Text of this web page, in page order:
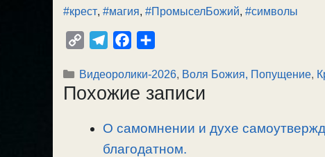
#крест, #магия, #ПромыселБожий, #символы
p
y
l
e
r
a
c
e
o
o
п
р
в
и
Рубрики
Видеоролики-2026, Воля Божия, Попущение,
Похожие записи
О самомнении и духе
благодатном.